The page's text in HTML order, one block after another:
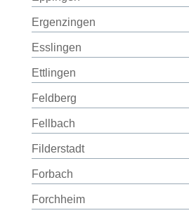
Ergenzingen
Esslingen
Ettlingen
Feldberg
Fellbach
Filderstadt
Forbach
Forchheim